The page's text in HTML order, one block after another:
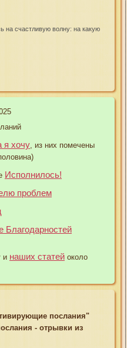
на счастливую волну: на какую
я хочу , из них помечены
Исполнилось!
проблем
Благодарностей
и наших статей около
послания"
- отрывки из